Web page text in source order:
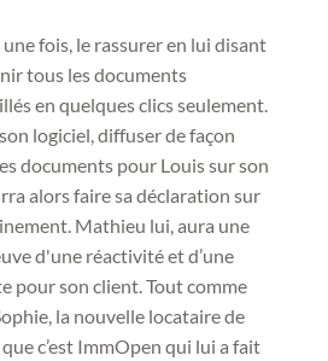
fois, le rassurer en lui disant
tous les documents
en quelques clics seulement.
logiciel, diffuser de façon
documents pour Louis sur son
alors faire sa déclaration sur
Mathieu lui, aura une
d'une réactivité et d’une
pour son client. Tout comme
la nouvelle locataire de
c’est ImmOpen qui lui a fait